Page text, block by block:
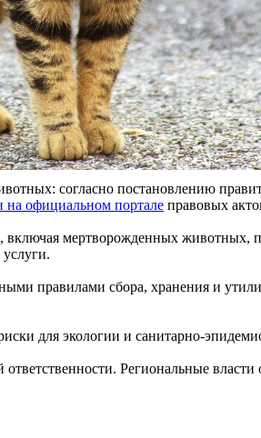
согласно постановлению
на официальном портале правовых
включая мертворожденных
правилами сбора, хранения и
для экологии и санитарно-
Региональные